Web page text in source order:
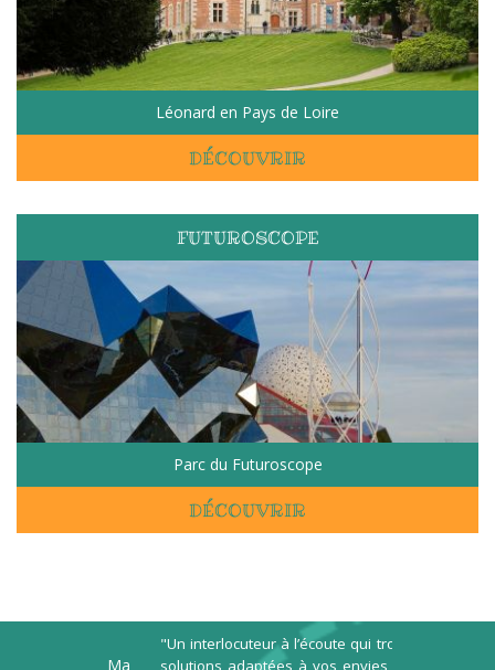
Léonard en Pays de Loire
DÉCOUVRIR
FUTUROSCOPE
Parc du Futuroscope
DÉCOUVRIR
"Un interlocuteur à l’écoute qui trouve des
solutions adaptées à vos envies et à vos